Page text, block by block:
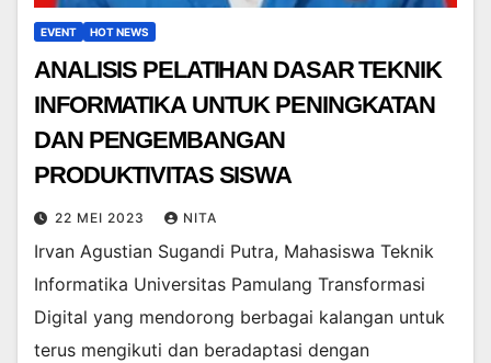
EVENT HOT NEWS
ANALISIS PELATIHAN DASAR TEKNIK
INFORMATIKA UNTUK PENINGKATAN
DAN PENGEMBANGAN
PRODUKTIVITAS SISWA
22 MEI 2023 NITA
Irvan Agustian Sugandi Putra, Mahasiswa Teknik
Informatika Universitas Pamulang Transformasi
Digital yang mendorong berbagai kalangan untuk
terus mengikuti dan beradaptasi dengan